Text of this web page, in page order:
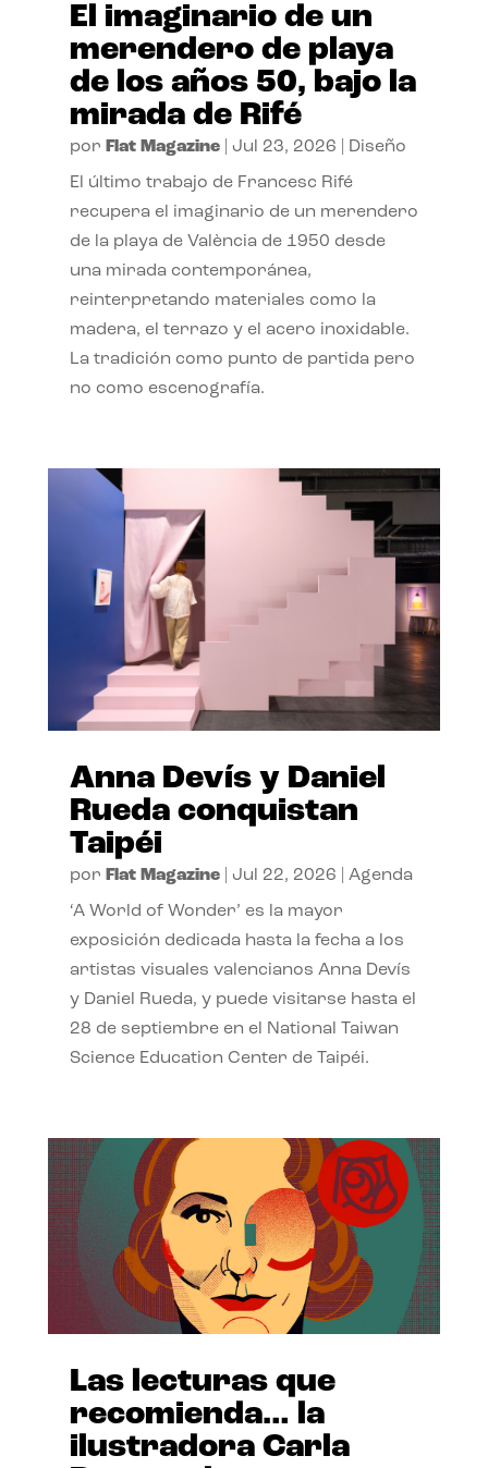
El imaginario de un
merendero de playa
de los años 50, bajo la
mirada de Rifé
por Flat Magazine| Jul 23, 2026 Diseño
El último trabajo de Francesc Rifé
recupera el imaginario de un merendero
de la playa de València de 1950 desde
una mirada contemporánea,
reinterpretando materiales como la
madera, el terrazo y el acero inoxidable.
La tradición como punto de partida pero
no como escenografía.
Anna Devís y Daniel
Rueda conquistan
Taipéi
por Flat Magazine| Jul 22, 2026 Agenda
‘A World of Wonder’ es la mayor
exposición dedicada hasta la fecha a los
artistas visuales valencianos Anna Devís
y Daniel Rueda, y puede visitarse hasta el
28 de septiembre en el National Taiwan
Science Education Center de Taipéi.
Las lecturas que
recomienda… la
ilustradora Carla